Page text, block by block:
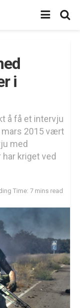
i
å få et intervju
mars 2015 vært
med
kriget ved
Time: 7 mins read